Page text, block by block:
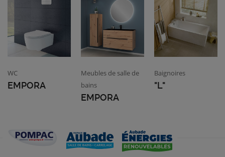
WC
EMPORA
Meubles de salle de
bains
EMPORA
Baignoires
"L"